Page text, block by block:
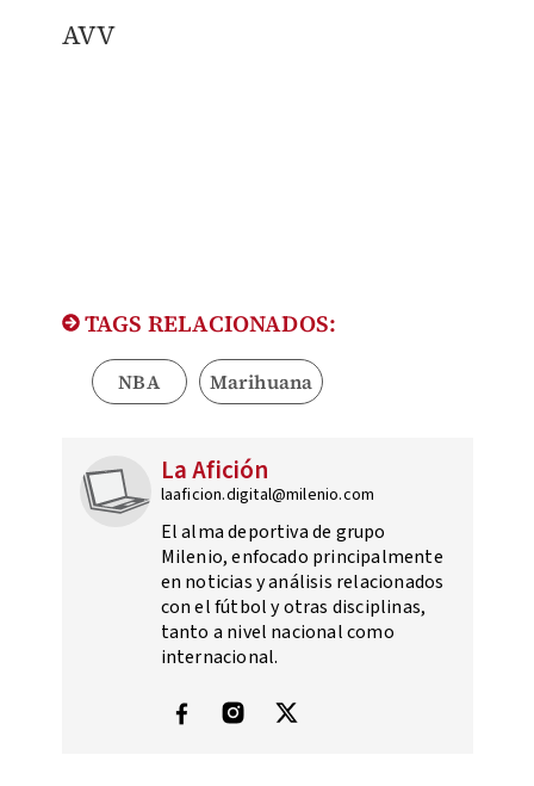
AVV
TAGS RELACIONADOS:
NBA Marihuana
La Afición
laaficion.digital@milenio.com
El alma deportiva de grupo
Milenio, enfocado principalmente
en noticias y análisis relacionados
con el fútbol y otras disciplinas,
tanto a nivel nacional como
internacional.